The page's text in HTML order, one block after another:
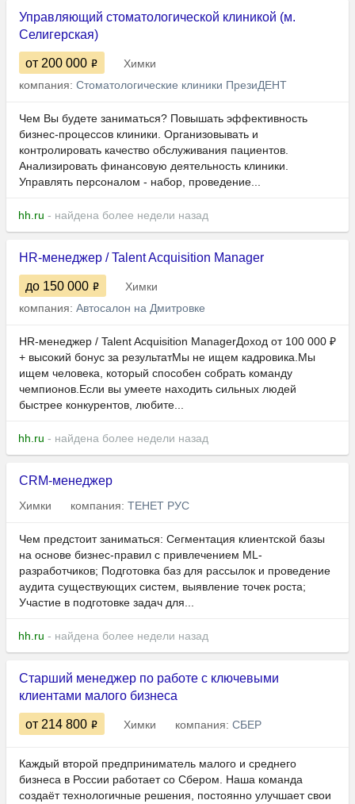
Управляющий стоматологической клиникой (м.
Селигерская)
от 200 000
Химки
компания: Стоматологические клиники ПрезиДЕНТ
Чем Вы будете заниматься? Повышать эффективность
бизнес-процессов клиники. Организовывать и
контролировать качество обслуживания пациентов.
Анализировать финансовую деятельность клиники.
Управлять персоналом - набор, проведение...
hh.ru - найдена более недели назад
HR-менеджер / Talent Acquisition Manager
до 150 000
Химки
компания: Автосалон на Дмитровке
HR-менеджер / Talent Acquisition ManagerДоход от 100 000 ₽
+ высокий бонус за результатМы не ищем кадровика.Мы
ищем человека, который способен собрать команду
чемпионов.Если вы умеете находить сильных людей
быстрее конкурентов, любите...
hh.ru - найдена более недели назад
CRM-менеджер
Химки компания: ТЕНЕТ РУС
Чем предстоит заниматься: Сегментация клиентской базы
на основе бизнес-правил с привлечением МL-
разработчиков; Подготовка баз для рассылок и проведение
аудита существующих систем, выявление точек роста;
Участие в подготовке задач для...
hh.ru - найдена более недели назад
Старший менеджер по работе с ключевыми
клиентами малого бизнеса
от 214 800 Химки компания: СБЕР
Каждый второй предприниматель малого и среднего
бизнеса в России работает со Сбером. Наша команда
создаёт технологичные решения, постоянно улучшает свои